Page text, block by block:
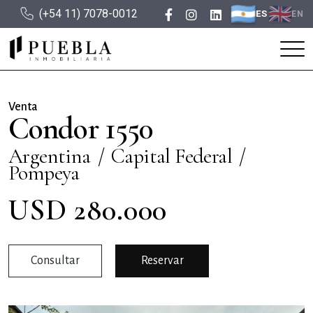
(+54 11) 7078-0012 ES EN
Venta
Condor 1550
Argentina Capital Federal
Pompeya
USD 280.000
Consultar Reservar